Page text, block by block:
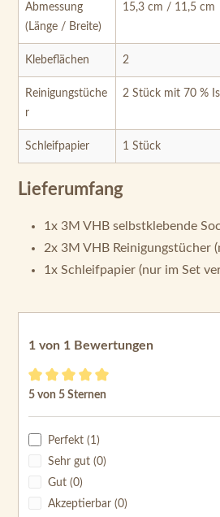
Abmessung
(Länge / Breite)
15,3 cm / 11,5 cm
Klebeflächen 2
Reinigungstüche
r
2 Stück mit 70 %
Schleifpapier 1 Stück
Lieferumfang
1x 3M VHB selbstklebende
2x 3M VHB Reinigungstücher
1x Schleifpapier (nur im Set
1 von 1 Bewertungen
Durchschnittliche Bewertung von
5 von 5 Sternen
Perfekt (1)
Sehr gut (0)
Gut (0)
Akzeptierbar (0)